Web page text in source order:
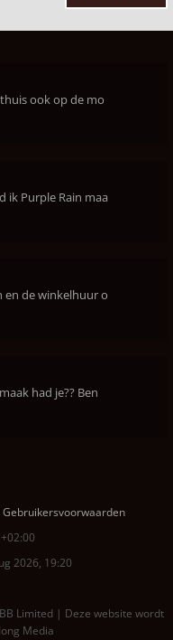
ook op de mo
ik Purple Rain maa
en de winkelhuur o
had je?? Ben
Gebruikersvoorwaarden
2026, 19:20
Limited | Deze website wordt
Media